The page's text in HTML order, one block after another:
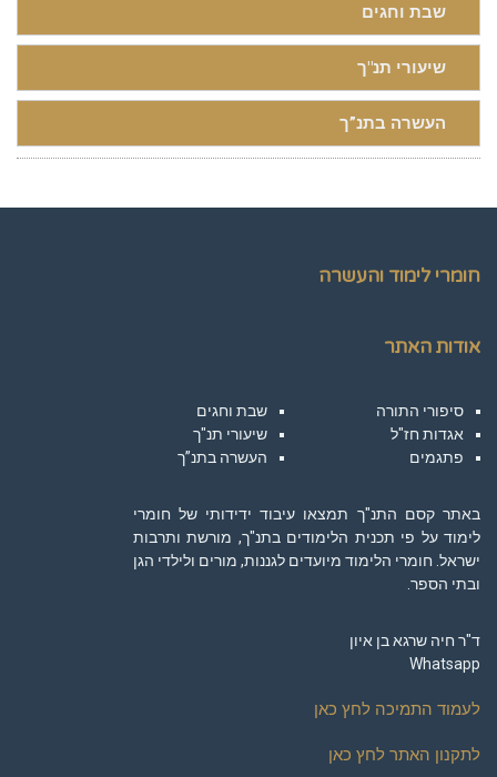
שבת וחגים
שיעורי תנ"ך
העשרה בתנ”ך
חומרי לימוד והעשרה
אודות האתר
סיפורי התורה
אגדות חז"ל
פתגמים
שבת וחגים
שיעורי תנ"ך
העשרה בתנ”ך
באתר קסם התנ"ך תמצאו עיבוד ידידותי של חומרי
לימוד על פי תכנית הלימודים בתנ"ך, מורשת ותרבות
ישראל. חומרי הלימוד מיועדים לגננות, מורים ולילדי הגן
ובתי הספר.
ד"ר חיה שרגא בן איון
Whatsapp
לעמוד התמיכה לחץ כאן
לתקנון האתר לחץ כאן